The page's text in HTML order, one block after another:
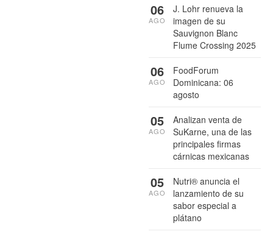
J. Lohr renueva la
imagen de su
Sauvignon Blanc
Flume Crossing 2025
06
AGO
FoodForum
Dominicana: 06
agosto
06
AGO
Analizan venta de
SuKarne, una de las
principales firmas
cárnicas mexicanas
05
AGO
Nutri® anuncia el
lanzamiento de su
sabor especial a
plátano
05
AGO